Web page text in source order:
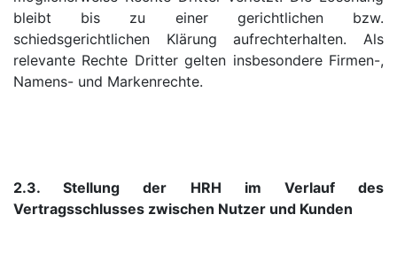
bleibt bis zu einer gerichtlichen bzw.
schiedsgerichtlichen Klärung aufrechterhalten. Als
relevante Rechte Dritter gelten insbesondere Firmen-,
Namens- und Markenrechte.
2.3. Stellung der HRH im Verlauf des
Vertragsschlusses zwischen Nutzer und Kunden